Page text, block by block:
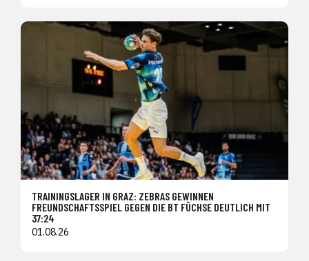
TRAININGSLAGER IN GRAZ: ZEBRAS GEWINNEN
FREUNDSCHAFTSSPIEL GEGEN DIE BT FÜCHSE DEUTLICH MIT
37:24
01.08.26